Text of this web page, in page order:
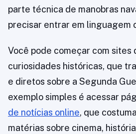
parte técnica de manobras
precisar entrar em linguagem
Você pode começar com sites
curiosidades históricas, que
e diretos sobre a Segunda
exemplo simples é acessar
de notícias online, que
matérias sobre cinema,